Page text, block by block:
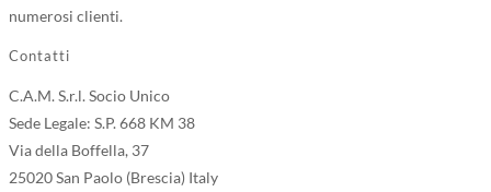
numerosi clienti.
Contatti
C.A.M. S.r.l. Socio Unico
Sede Legale: S.P. 668 KM 38
Via della Boffella, 37
25020 San Paolo (Brescia) Italy